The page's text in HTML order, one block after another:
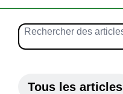
Tous les articles